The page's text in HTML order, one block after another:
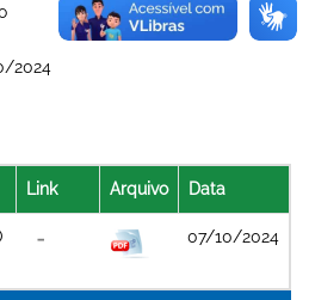
2024
Link Arquivo Data
07/10/2024